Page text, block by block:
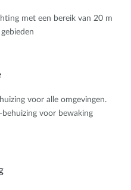
met een bereik van 20 m
voor alle omgevingen.
voor bewaking